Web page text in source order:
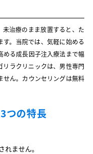
未治療のまま放置すると、た
す。当院では、気軽に始める
める成長因子注入療法まで幅
ラクリニックは、男性専門
せん。カウンセリングは無料
つの特長
ません。